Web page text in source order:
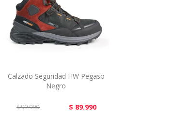
Calzado Seguridad HW Pegaso
Negro
$ 99.990 $ 89.990